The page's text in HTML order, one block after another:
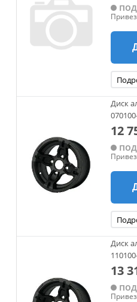
под
Диск
12
под
Диск
13
под